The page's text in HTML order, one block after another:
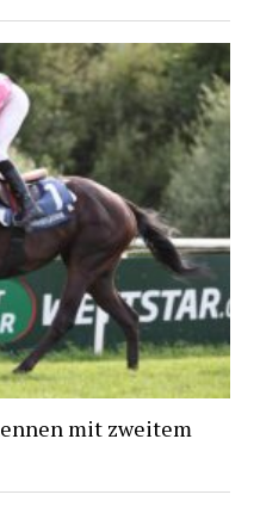
mit zweitem